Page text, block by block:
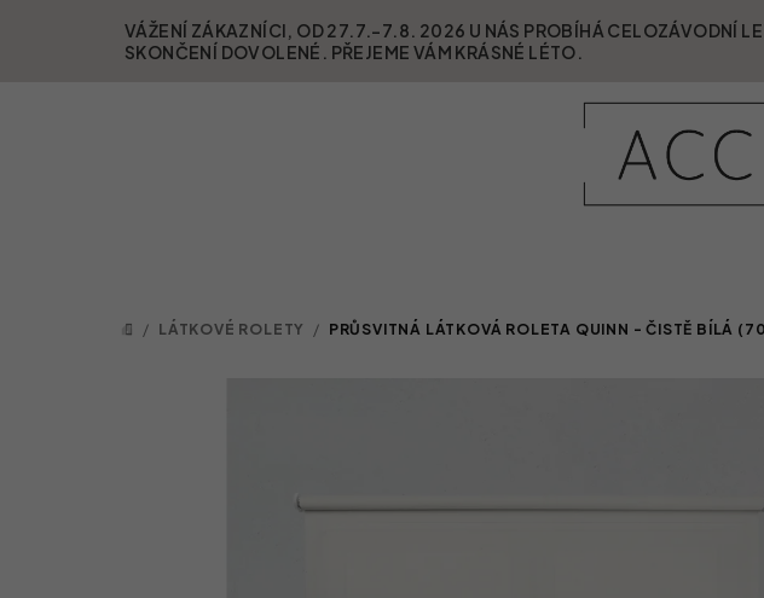
VÁŽENÍ ZÁKAZNÍCI, OD 27.7.-7.8. 2026 U NÁS PROBÍHÁ CELOZÁVODNÍ
SKONČENÍ DOVOLENÉ. PŘEJEME VÁM KRÁSNÉ LÉTO.
DOMŮ
/ LÁTKOVÉ ROLETY / PRŮSVITNÁ LÁTKOVÁ ROLETA QUINN - ČISTĚ BÍLÁ